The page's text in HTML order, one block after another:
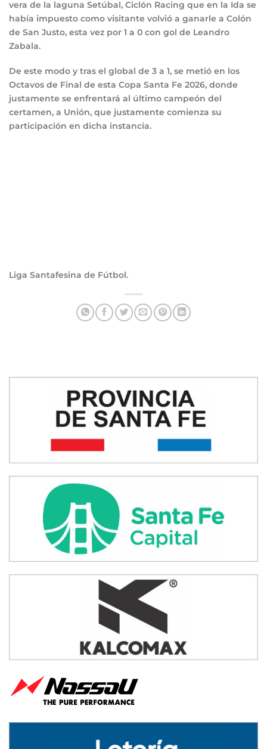
vera de la laguna Setúbal, Ciclón Racing que en la Ida se
había impuesto como visitante volvió a ganarle a Colón
de San Justo, esta vez por 1 a 0 con gol de Leandro
Zabala.
De este modo y tras el global de 3 a 1, se metió en los
Octavos de Final de esta Copa Santa Fe 2026, donde
justamente se enfrentará al último campeón del
certamen, a Unión, que justamente comienza su
participación en dicha instancia.
Liga Santafesina de Fútbol.